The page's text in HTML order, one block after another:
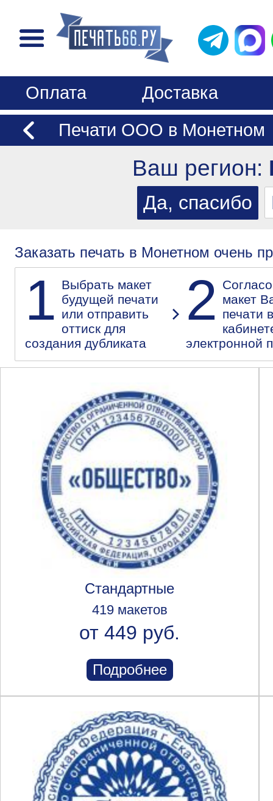
Оплата
Доставка
Печати ООО в Монетном
Ваш регион:
Заказать печать в Монетном очень
1 Выбрать макет
будущей печати
или отправить
оттиск для
создания дубликата
2
макет
печати
электронной
Стандартные
419 макетов
от 449 руб.
Подробнее